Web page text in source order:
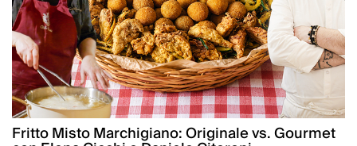
Fritto Misto Marchigiano: Originale vs. Gourmet